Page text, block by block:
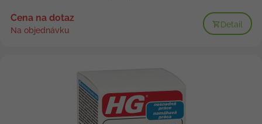
Cena na dotaz
Na objednávku
Detail